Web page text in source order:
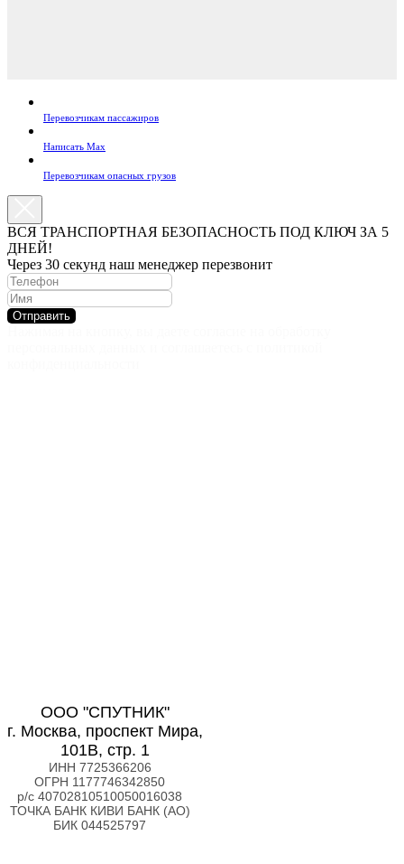
ООО "СПУТНИК"
г. Москва, проспект Мира,
101В, стр. 1
ИНН 7725366206
ОГРН 1177746342850
р/с 40702810510050016038
ТОЧКА БАНК КИВИ БАНК (АО)
БИК 044525797
Перевозчикам пассажиров
Написать Max
Перевозчикам опасных грузов
ВСЯ ТРАНСПОРТНАЯ БЕЗОПАСНОСТЬ ПОД КЛЮЧ ЗА 5
ДНЕЙ!
Через 30 секунд наш менеджер перезвонит
Отправить